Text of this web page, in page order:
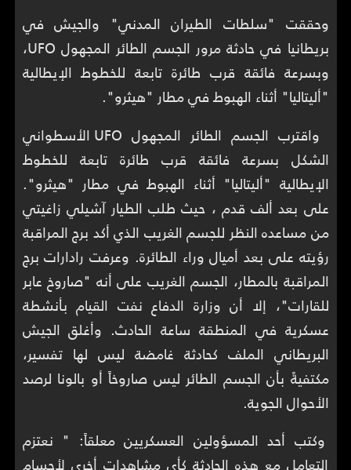
وحققت "سلطات الطيران المدني" والجيش في
بريطانيا في حادثة مرور الجسم الطائر المجهول UFO،
وبسرعة فائقة قرب طائرة تابعة للخطوط الإيطالية
"أليتاليا" أثناء الهبوط في مطار "هيثرو".
واقترب الجسم الطائر المجهول UFO الأسطواني
الشكل بسرعة فائقة قرب طائرة تابعة للخطوط
الإيطالية "أليتاليا" أثناء الهبوط في مطار "هيثرو".
على بعد ألف قدم ، حيث طلب الطيار آشيلي زاغيتي
من مساعده النظر للجسم الغريب الذي أكد برج المراقبة
رؤيته على بعد أميال وراء الطائرة. وعرفت رادارات برج
المراقبة بالمطار، الجسم الغريب على أنه "صاروخ عابر
للقارات"، إلا أن وزارة الدفاع نفت القيام بأنشطة
عسكرية في المنطقة ساعة الحادث. وأغلق الجيش
البريطاني الملف كحادثة غامضة ليس لها تفسير،
مكتفيةً بأن الجسم الطائر ليس صاروخاً أو بالونا لرصد
الأحوال الجوية.
وكتب أحد المسؤولين العسكريين معلقاً: " نعتزم